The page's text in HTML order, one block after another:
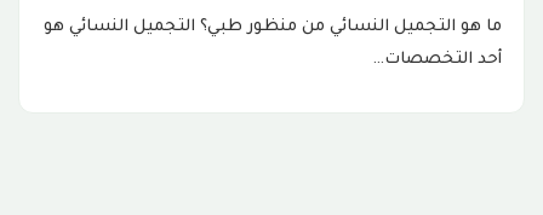
ما هو التجميل النسائي من منظور طبي؟ التجميل النسائي هو
أحد التخصصات…